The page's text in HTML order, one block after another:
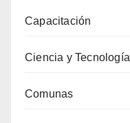
Capacitación
Ciencia y Tecnología
Comunas